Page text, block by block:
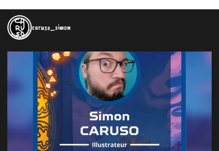
caruso_simon